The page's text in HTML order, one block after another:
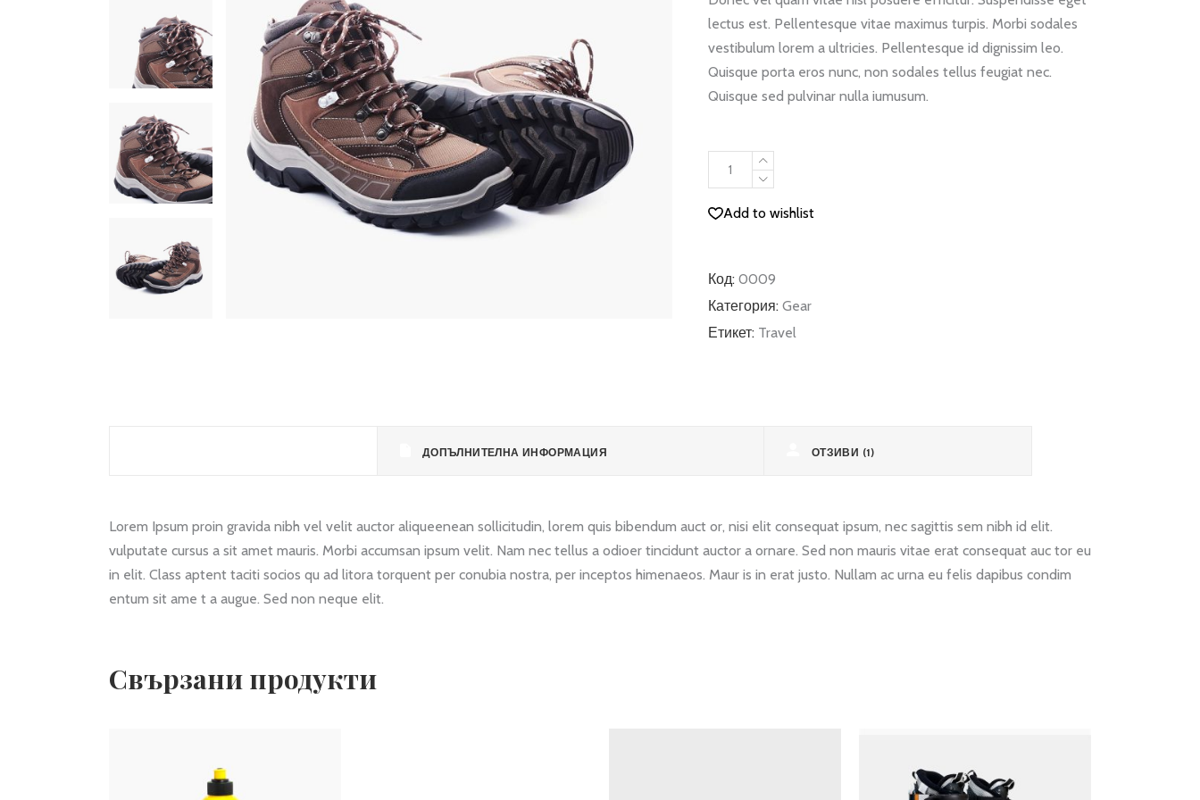
lectus est. Pellentesque vitae maximus turpis. Morbi sodales
vestibulum lorem a ultricies. Pellentesque id dignissim leo.
Quisque porta eros nunc, non sodales tellus feugiat nec.
Quisque sed pulvinar nulla iumusum.
Hiking
Shoes
quantity
Add to wishlist
Код: 0009
Категория: Gear
Етикет: Travel
ДОПЪЛНИТЕЛНА ИНФОРМАЦИЯ ОТЗИВИ (1)
Lorem Ipsum proin gravida nibh vel velit auctor aliqueenean sollicitudin, lorem quis bibendum auct or, nisi elit consequat ipsum, nec sagittis sem nibh id elit.
vulputate cursus a sit amet mauris. Morbi accumsan ipsum velit. Nam nec tellus a odioer tincidunt auctor a ornare. Sed non mauris vitae erat consequat auc tor eu
in elit. Class aptent taciti socios qu ad litora torquent per conubia nostra, per inceptos himenaeos. Maur is in erat justo. Nullam ac urna eu felis dapibus condim
entum sit ame t a augue. Sed non neque elit.
Свързани продукти